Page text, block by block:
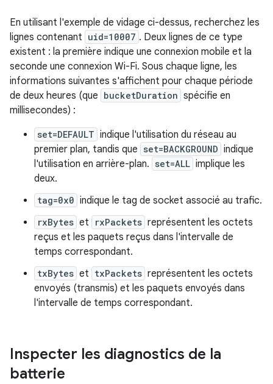
En utilisant l'exemple de vidage ci-dessus, recherchez les
lignes contenant uid=10007 . Deux lignes de ce type
existent : la première indique une connexion mobile et la
seconde une connexion Wi-Fi. Sous chaque ligne, les
informations suivantes s'affichent pour chaque période
de deux heures (que bucketDuration spécifie en
millisecondes) :
set=DEFAULT indique l'utilisation du réseau au
premier plan, tandis que set=BACKGROUND indique
l'utilisation en arrière-plan. set=ALL implique les
deux.
tag=0x0 indique le tag de socket associé au trafic.
rxBytes et rxPackets représentent les octets
reçus et les paquets reçus dans l'intervalle de
temps correspondant.
txBytes et txPackets représentent les octets
envoyés (transmis) et les paquets envoyés dans
l'intervalle de temps correspondant.
Inspecter les diagnostics de la
batterie